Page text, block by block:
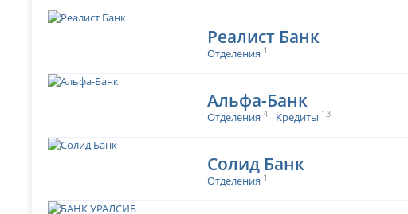
Реалист Банк
Отделения 1
Альфа-Банк
Отделения 4 Кредиты 13
Солид Банк
Отделения 1